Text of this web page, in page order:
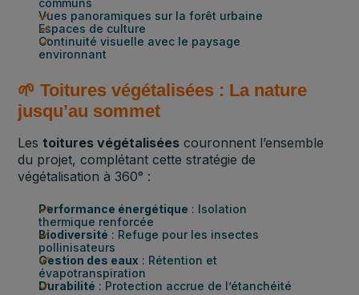
communs
Vues panoramiques sur la forêt urbaine
Espaces de culture
Continuité visuelle avec le paysage
environnant
🌱 Toitures végétalisées : La nature
jusqu’au sommet
Lestoitures végétalisées couronnent l’ensemble
du projet, complétant cette stratégie de
végétalisation à 360° :
Performance énergétique : Isolation
thermique renforcée
Biodiversité : Refuge pour les insectes
pollinisateurs
Gestion des eaux : Rétention et
évapotranspiration
Durabilité : Protection accrue de l’étanchéité